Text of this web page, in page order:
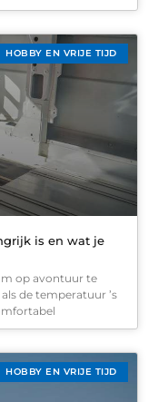
HOBBY EN VRIJE TIJD
is en wat je
op avontuur te
de temperatuur ’s
HOBBY EN VRIJE TIJD